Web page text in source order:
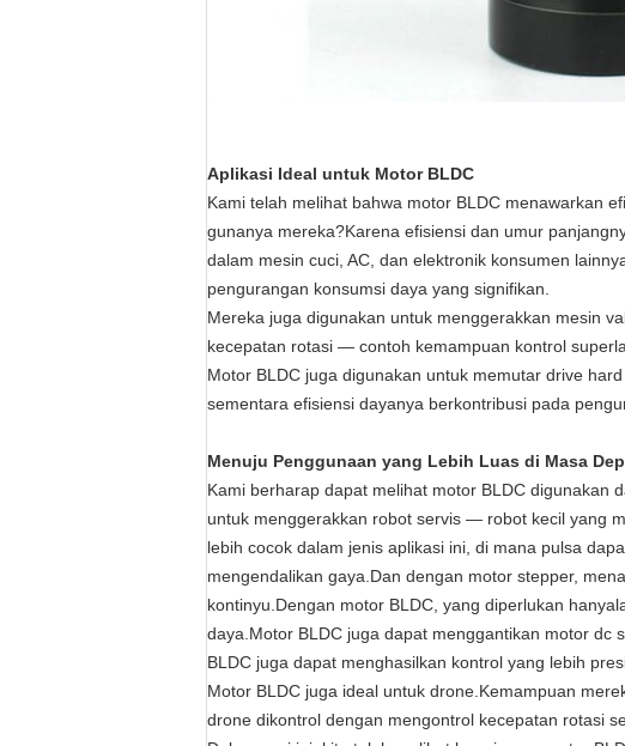
Aplikasi Ideal untuk Motor BLDC
Kami telah melihat bahwa motor BLDC menawarkan
gunanya mereka?Karena efisiensi dan umur
dalam mesin cuci, AC, dan elektronik konsumen
pengurangan konsumsi daya yang signifikan.
Mereka juga digunakan untuk menggerakkan mesin
kecepatan rotasi — contoh kemampuan kontrol
Motor BLDC juga digunakan untuk memutar drive
sementara efisiensi dayanya berkontribusi pada
Menuju Penggunaan yang Lebih Luas di Masa
Kami berharap dapat melihat motor BLDC digunakan
untuk menggerakkan robot servis — robot kecil yang
lebih cocok dalam jenis aplikasi ini, di mana pulsa
mengendalikan gaya.Dan dengan motor stepper,
kontinyu.Dengan motor BLDC, yang diperlukan
daya.Motor BLDC juga dapat menggantikan motor dc
BLDC juga dapat menghasilkan kontrol yang lebih
Motor BLDC juga ideal untuk drone.Kemampuan
drone dikontrol dengan mengontrol kecepatan rotasi